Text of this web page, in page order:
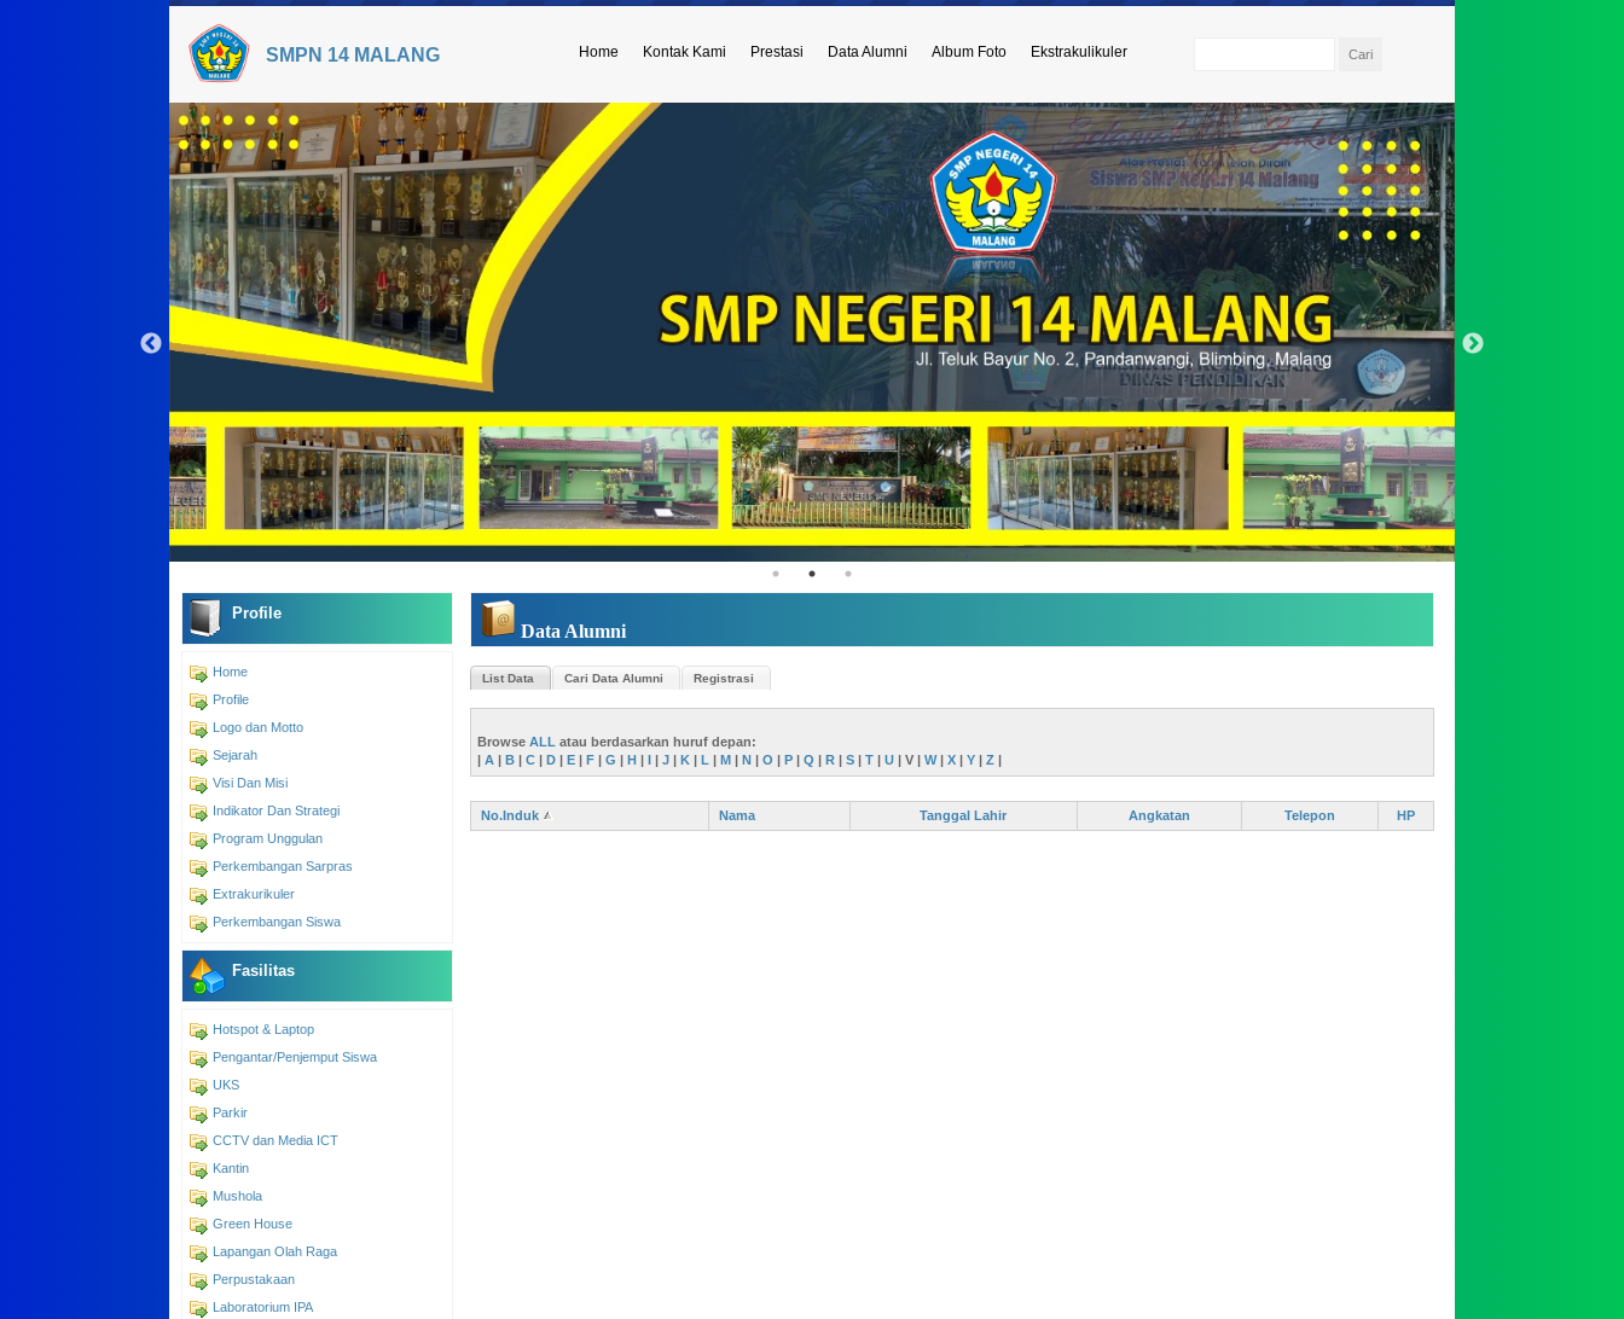
SMPN 14 MALANG Home Kontak Kami Prestasi Data Alumni Album Foto Ekstrakulikuler
Serah Terima Jabatan Kepala Sekolah dari Bapak Drs. Sukarji, M.Pd kepada Ibu Umi Kulsum, S.Pd
Profile
Home
Profile
Logo dan Motto
Sejarah
Visi Dan Misi
Indikator Dan Strategi
Program Unggulan
Perkembangan Sarpras
Extrakurikuler
Perkembangan Siswa
Fasilitas
Hotspot & Laptop
Pengantar/Penjemput Siswa
UKS
Parkir
CCTV dan Media ICT
Kantin
Mushola
Green House
Lapangan Olah Raga
Perpustakaan
Laboratorium IPA
Data Alumni
List Data Cari Data Alumni Registrasi
Browse ALL atau berdasarkan huruf depan:
| A| B| C| D| E| F| G | H| I| J| K| L | M| N| O | P| Q | R| S| T| U| V| W| X| Y| Z|
No.Induk Nama Tanggal Lahir Angkatan Telepon HP